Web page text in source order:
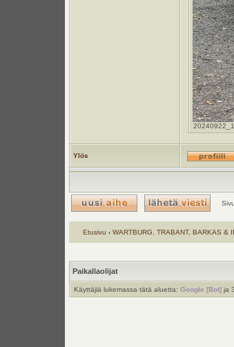
Ylös
Etusivu ‹ WARTBURG, TRABANT, BARKAS &
Paikallaolijat
Käyttäjiä lukemassa tätä aluetta:Google [Bot] ja